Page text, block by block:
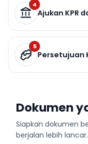
4
Ajukan KPR
5
Persetujuan
Dokumen
Siapkan dokumen
berjalan lebih lancar.